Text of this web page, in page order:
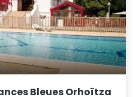
Bleues Orhoïtza